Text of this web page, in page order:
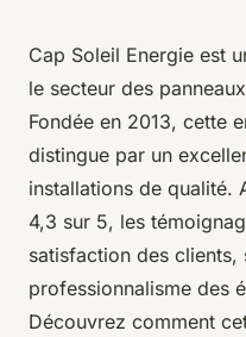
Cap Soleil Energie est
le secteur des
Fondée en 2013, cette
distingue par un
installations de qualité.
4,3 sur 5, les
satisfaction des clients,
professionnalisme des
Découvrez comment